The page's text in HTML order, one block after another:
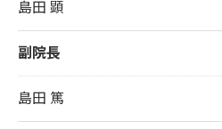
島田 顕
副院長
島田 篤